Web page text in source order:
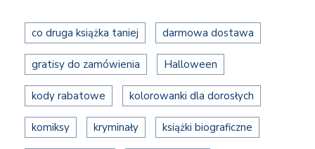
co druga książka taniej darmowa dostawa
gratisy do zamówienia Halloween
kody rabatowe kolorowanki dla dorosłych
komiksy kryminały książki biograficzne